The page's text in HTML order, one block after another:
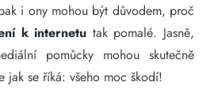
i ony mohou být důvodem, proč
k internetu tak pomalé. Jasně,
pomůcky mohou skutečně
jak se říká: všeho moc škodí!